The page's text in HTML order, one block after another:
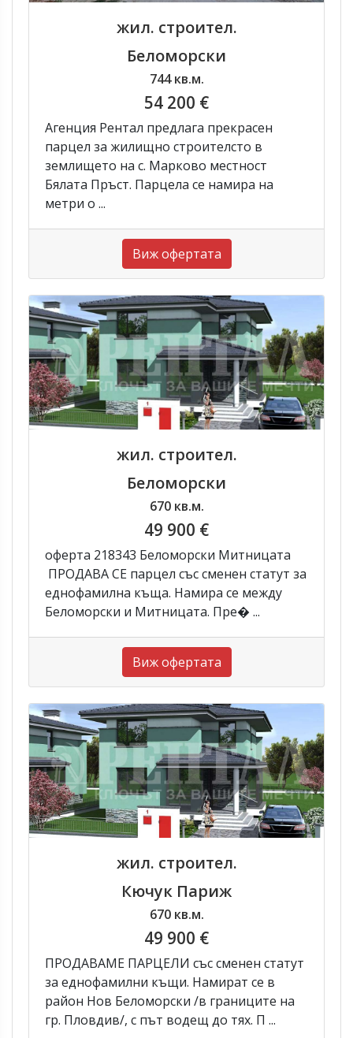
жил. строител.
Беломорски
744 кв.м.
54 200 €
Агенция Рентал предлага прекрасен
парцел за жилищно строителсто в
землището на с. Марково местност
Бялата Пръст. Парцела се намира на
метри о ...
Виж офертата
жил. строител.
Беломорски
670 кв.м.
49 900 €
оферта 218343 Беломорски Митницата
ПРОДАВА СЕ парцел със сменен статут за
еднофамилна къща. Намира се между
Беломорски и Митницата. Пре� ...
Виж офертата
жил. строител.
Кючук Париж
670 кв.м.
49 900 €
ПРОДАВАМE ПАРЦЕЛИ със сменен статут
за еднофамилни къщи. Намират се в
район Нов Беломорски /в границите на
гр. Пловдив/, с път водещ до тях. П ...